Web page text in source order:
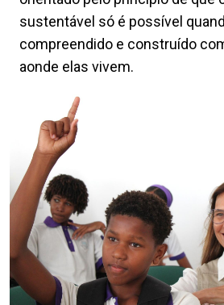
sustentável só é possível
compreendido e construído
aonde elas vivem.